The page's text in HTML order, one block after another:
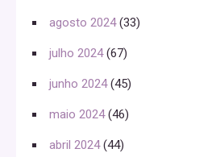
agosto 2024(33)
julho 2024(67)
junho 2024(45)
maio 2024(46)
abril 2024(44)